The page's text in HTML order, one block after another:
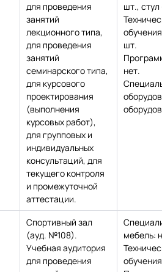
для проведения
занятий
лекционного типа,
для проведения
занятий
семинарского типа,
для курсового
проектирования
(выполнения
курсовых работ),
для групповых и
индивидуальных
консультаций, для
текущего контроля
и промежуточной
аттестации.
шт.,
шт.
нет.
Спортивный зал
(ауд. №108).
Учебная аудитория
для проведения
мебель: